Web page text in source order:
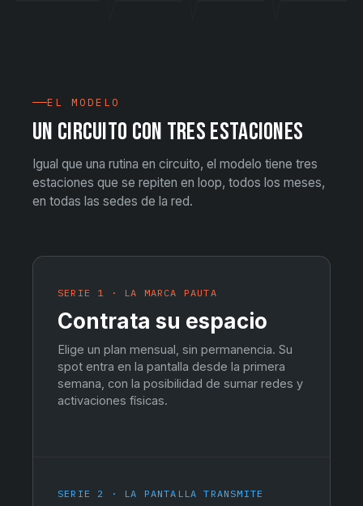
EL MODELO
UN CIRCUITO CON TRES ESTACIONES
Igual que una rutina en circuito, el modelo tiene tres
estaciones que se repiten en loop, todos los meses,
en todas las sedes de la red.
SERIE 1 · LA MARCA PAUTA
Contrata su espacio
Elige un plan mensual, sin permanencia. Su
spot entra en la pantalla desde la primera
semana, con la posibilidad de sumar redes y
activaciones físicas.
SERIE 2 · LA PANTALLA TRANSMITE